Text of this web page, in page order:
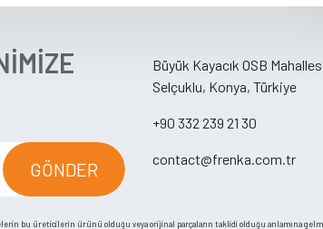
GÖNDER
Büyük Kayacık OSB
Selçuklu, Konya, Türkiye
+90 332 239 21 30
contact@frenka.com.tr
bu üreticilerin ürünü olduğu veya orijinal parçaların taklidi olduğu anlamına